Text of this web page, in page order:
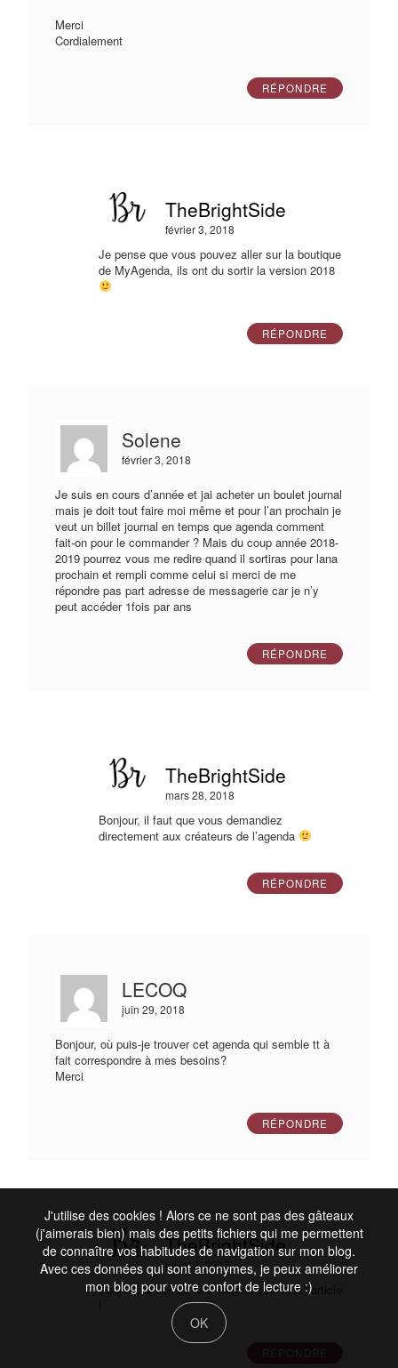
Merci
Cordialement
RÉPONDRE
TheBrightSide
février 3, 2018
Je pense que vous pouvez aller sur la boutique
de MyAgenda, ils ont du sortir la version 2018
RÉPONDRE
Solene
février 3, 2018
Je suis en cours d’année et jai acheter un boulet journal
mais je doit tout faire moi même et pour l’an prochain je
veut un billet journal en temps que agenda comment
fait-on pour le commander ? Mais du coup année 2018-
2019 pourrez vous me redire quand il sortiras pour lana
prochain et rempli comme celui si merci de me
répondre pas part adresse de messagerie car je n’y
peut accéder 1fois par ans
RÉPONDRE
TheBrightSide
mars 28, 2018
Bonjour, il faut que vous demandiez
directement aux créateurs de l’agenda
RÉPONDRE
LECOQ
juin 29, 2018
Bonjour, où puis-je trouver cet agenda qui semble tt à
fait correspondre à mes besoins?
Merci
RÉPONDRE
TheBrightSide
juillet 9, 2018
Bonjour, le lien du site internet est dans l’article
J'utilise des cookies ! Alors ce ne sont pas des gâteaux
(j'aimerais bien) mais des petits fichiers qui me permettent
de connaître vos habitudes de navigation sur mon blog.
Avec ces données qui sont anonymes, je peux améliorer
mon blog pour votre confort de lecture :)
OK